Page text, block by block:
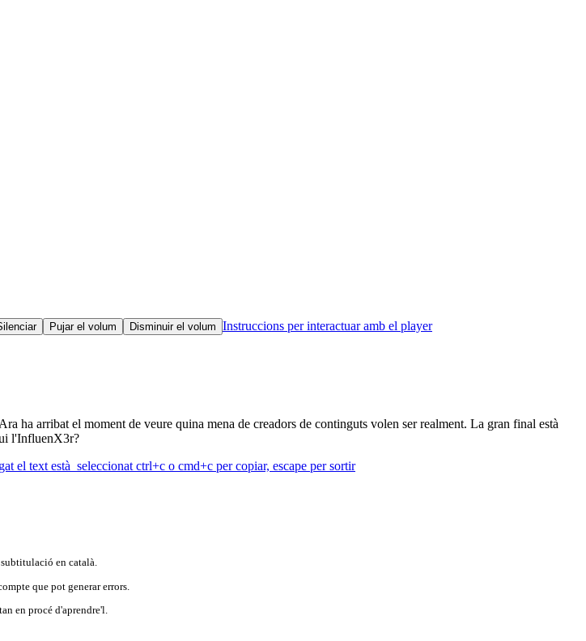
Pujar el volum Disminuir el volum Instruccions per interactuar amb el player
ha arribat el moment de veure quina mena de creadors de continguts volen ser realment. La gran final està
l'InfluenX3r?
el text està seleccionat ctrl+c o cmd+c per copiar, escape per sortir
en català.
que pot generar errors.
en procé d'aprendre'l.